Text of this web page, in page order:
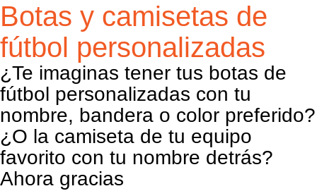
Botas y camisetas de
fútbol personalizadas
¿Te imaginas tener tus botas de
fútbol personalizadas con tu
nombre, bandera o color preferido?
¿O la camiseta de tu equipo
favorito con tu nombre detrás?
Ahora gracias